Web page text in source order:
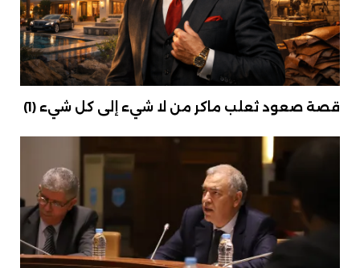
قصة صعود ثعلب ماكر من لا شيء إلى كل شيء (1)